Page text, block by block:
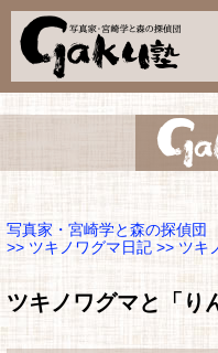
写真家・宮崎学と森の探偵団
>> ツキノワグマ日記 >> ツキ
ツキノワグマと「り